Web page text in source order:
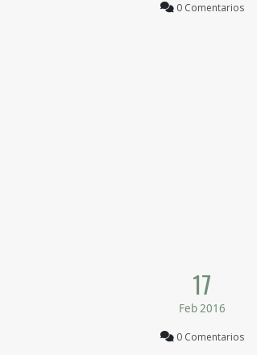
0 Comentarios
17
Feb 2016
0 Comentarios